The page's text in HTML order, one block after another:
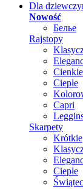
Dla
Nowość
Белье
Rajstopy
Cienkie
Ciepłe
Capri
Skarpety
Krótkie
Ciepłe